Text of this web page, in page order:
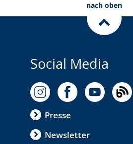
nach oben
Social Media
Presse
Newsletter